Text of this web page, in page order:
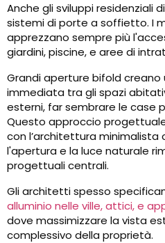
Anche gli sviluppi residenziali
sistemi di porte a soffietto. I
apprezzano sempre più
giardini, piscine, e aree di
Grandi aperture bifold creano
immediata tra gli spazi
esterni, far sembrare le case
Questo approccio
con l’architettura
l'apertura e la luce naturale
progettuali centrali.
Gli architetti spesso
alluminio nelle ville, attici, e
dove massimizzare la vista
complessivo della proprietà.